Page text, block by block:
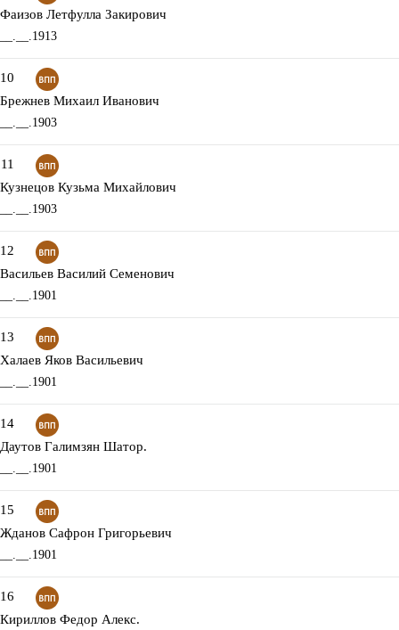
Фаизов Летфулла Закирович
__.__.1913
10
Брежнев Михаил Иванович
__.__.1903
11
Кузнецов Кузьма Михайлович
__.__.1903
12
Васильев Василий Семенович
__.__.1901
13
Халаев Яков Васильевич
__.__.1901
14
Даутов Галимзян Шатор.
__.__.1901
15
Жданов Сафрон Григорьевич
__.__.1901
16
Кириллов Федор Алекс.